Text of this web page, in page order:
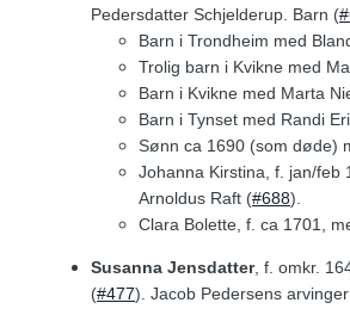
Pedersdatter Schjelderup. Barn (
Barn i Trondheim med
Trolig barn i Kvikne med
Barn i Kvikne med Marta
Barn i Tynset med Randi
Sønn ca 1690 (som døde)
Johanna Kirstina, f. jan/feb
Arnoldus Raft (#688).
Clara Bolette, f. ca 1701,
Susanna Jensdatter, f. omkr.
(#477). Jacob Pedersens